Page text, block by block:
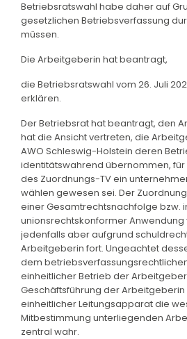
Betriebsratswahl habe daher auf
gesetzlichen Betriebsverfassung
müssen.
Die Arbeitgeberin hat beantragt,
die Betriebsratswahl vom 26. Juli
erklären.
Der Betriebsrat hat beantragt, den
hat die Ansicht vertreten, die
AWO Schleswig-Holstein deren
identitätswahrend übernommen,
des Zuordnungs-TV ein
wählen gewesen sei. Der
einer Gesamtrechtsnachfolge bzw.
unionsrechtskonformer Anwendung
jedenfalls aber aufgrund
Arbeitgeberin fort. Ungeachtet
dem
einheitlicher Betrieb der
Geschäftsführung der
einheitlicher Leitungsapparat die
Mitbestimmung unterliegenden
zentral wahr.